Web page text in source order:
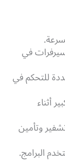
في
للتحكم في
أثناء
وتأمين
البرامج.